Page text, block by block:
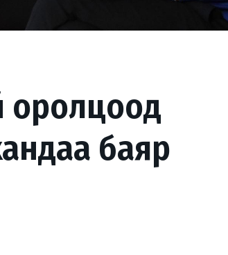
оролцоод
баяр